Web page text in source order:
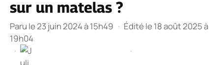
sur un matelas ?
Paru le 23 juin 2024 à 15h49 · Édité le 18 août 2025 à
19h04
·
·